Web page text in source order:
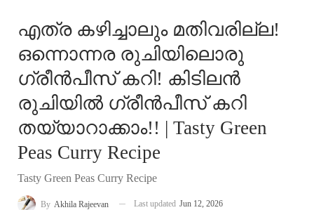
എത്ര കഴിച്ചാലും മതിവരില്ല!
ഒന്നൊന്നര രുചിയിലൊരു
ഗ്രീൻപീസ് കറി! കിടിലൻ
രുചിയിൽ ഗ്രീൻപീസ് കറി
തയ്യാറാക്കാം!! | Tasty Green
Peas Curry Recipe
Tasty Green Peas Curry Recipe
By Akhila Rajeevan Last updated Jun 12, 2026